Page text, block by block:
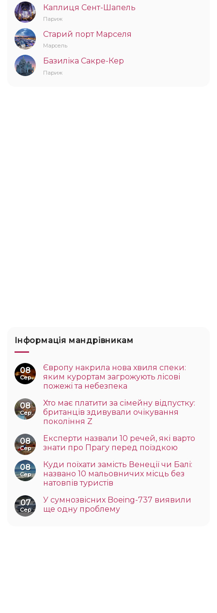
Каплиця Сент-Шапель
Париж
Старий порт Марселя
Марсель
Базиліка Сакре-Кер
Париж
Інформація мандрівникам
08
Сер
Європу накрила нова хвиля спеки:
яким курортам загрожують лісові
пожежі та небезпека
08
Сер
Хто має платити за сімейну відпустку:
британців здивували очікування
покоління Z
08
Сер
Експерти назвали 10 речей, які варто
знати про Прагу перед поїздкою
08
Сер
Куди поїхати замість Венеції чи Балі:
названо 10 мальовничих місць без
натовпів туристів
07
Сер
У сумнозвісних Boeing-737 виявили
ще одну проблему